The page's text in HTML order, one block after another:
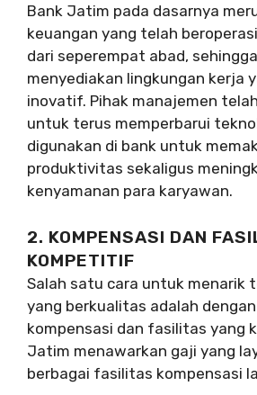
Bank Jatim pada dasarnya
keuangan yang telah
dari seperempat abad,
menyediakan lingkungan kerja
inovatif. Pihak manajemen
untuk terus memperbarui
digunakan di bank untuk
produktivitas sekaligus
kenyamanan para karyawan.
2. KOMPENSASI DAN
KOMPETITIF
Salah satu cara untuk menarik
yang berkualitas adalah
kompensasi dan fasilitas yang
Jatim menawarkan gaji yang
berbagai fasilitas kompensasi